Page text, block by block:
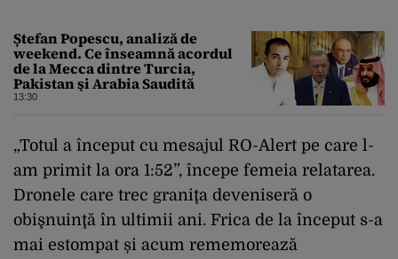
Ștefan Popescu, analiză de
weekend. Ce înseamnă acordul
de la Mecca dintre Turcia,
Pakistan şi Arabia Saudită
13:30
„Totul a început cu mesajul RO-Alert pe care l-
am primit la ora 1:52”, începe femeia relatarea.
Dronele care trec graniţa deveniseră o
obişnuinţă în ultimii ani. Frica de la început s-a
mai estompat și acum rememorează